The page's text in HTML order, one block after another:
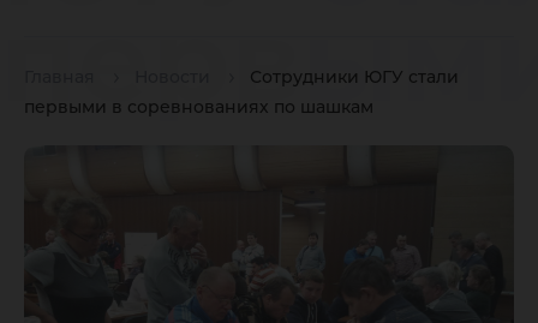
Сотрудники ЮГУ стали
первыми в соревнованиях по шашкам
по